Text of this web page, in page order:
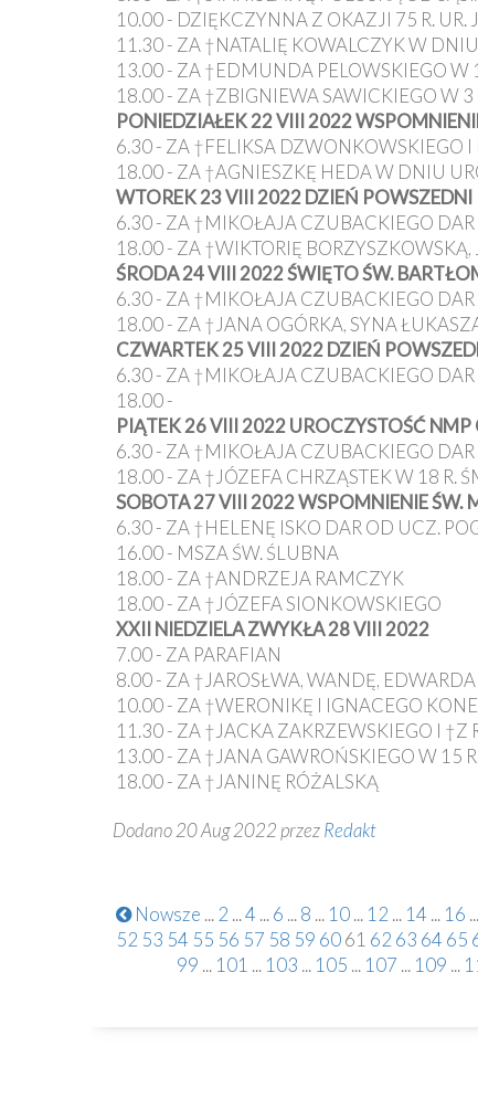
10.00 - DZIĘKCZYNNA Z OKAZJI 75 R. UR.
11.30 - ZA †NATALIĘ KOWALCZYK W
13.00 - ZA †EDMUNDA PELOWSKIEGO W
18.00 - ZA †ZBIGNIEWA SAWICKIEGO W 3
PONIEDZIAŁEK 22 VIII 2022
6.30 - ZA †FELIKSA DZWONKOWSKIEGO I
18.00 - ZA †AGNIESZKĘ HEDA W DNIU
WTOREK 23 VIII 2022 DZIEŃ POWSZEDNI
6.30 - ZA †MIKOŁAJA CZUBACKIEGO DAR
18.00 - ZA †WIKTORIĘ
ŚRODA 24 VIII 2022 ŚWIĘTO ŚW.
6.30 - ZA †MIKOŁAJA CZUBACKIEGO DAR
18.00 - ZA †JANA OGÓRKA, SYNA
CZWARTEK 25 VIII 2022 DZIEŃ
6.30 - ZA †MIKOŁAJA CZUBACKIEGO DAR
18.00 -
PIĄTEK 26 VIII 2022 UROCZYSTOŚĆ
6.30 - ZA †MIKOŁAJA CZUBACKIEGO DAR
18.00 - ZA †JÓZEFA CHRZĄSTEK W 18 R.
SOBOTA 27 VIII 2022 WSPOMNIENIE ŚW.
6.30 - ZA †HELENĘ ISKO DAR OD UCZ.
16.00 - MSZA ŚW. ŚLUBNA
18.00 - ZA †ANDRZEJA RAMCZYK
18.00 - ZA †JÓZEFA SIONKOWSKIEGO
XXII NIEDZIELA ZWYKŁA 28 VIII 2022
7.00 - ZA PARAFIAN
8.00 - ZA †JAROSŁWA, WANDĘ,
10.00 - ZA †WERONIKĘ I IGNACEGO
11.30 - ZA †JACKA ZAKRZEWSKIEGO I
13.00 - ZA †JANA GAWROŃSKIEGO W 15
18.00 - ZA †JANINĘ RÓŻALSKĄ
Dodano 20 Aug 2022 przezRedakt
Nowsze ... 2 ...4 ...6 ...8 ... 10... 12 ... 14 ... 16 ...
52 53 54 55 56 57 58 59 6061 62 63 64 65
99 ... 101 ... 103 ... 105 ... 107 ... 109 ...